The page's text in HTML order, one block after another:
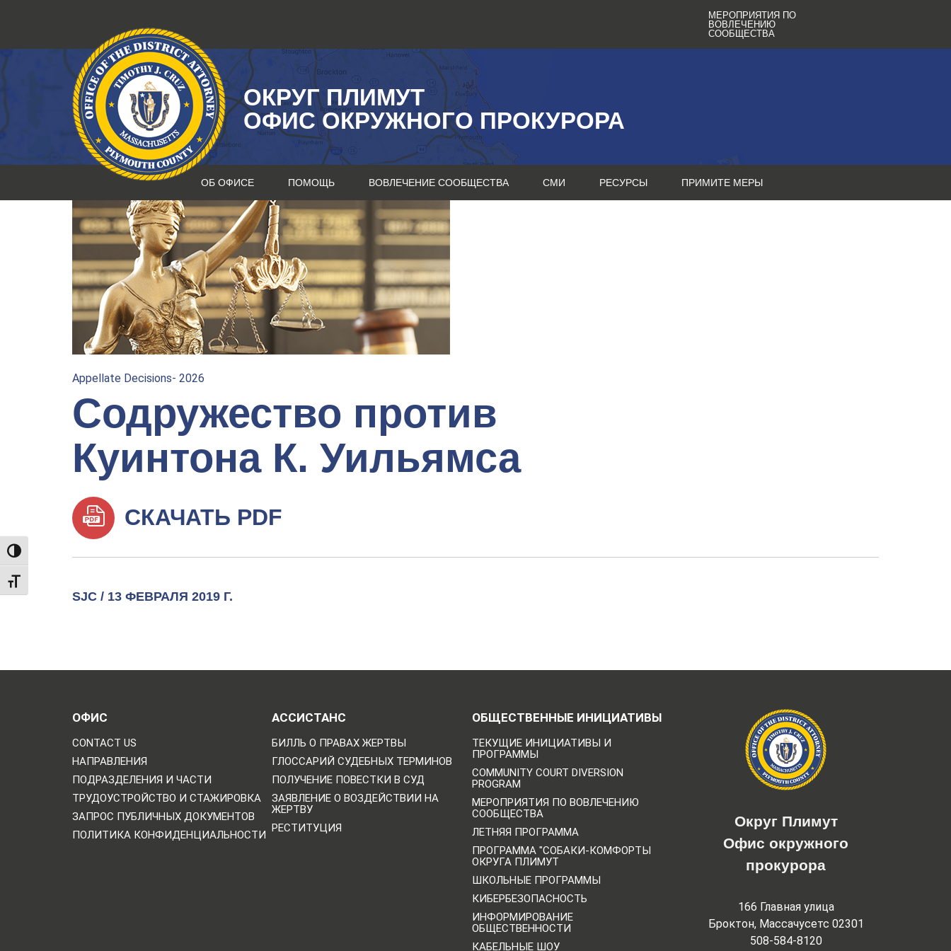
TOGGLE HIGH CONTRAST
TOGGLE FONT SIZE
МЕРОПРИЯТИЯ ПО
ВОВЛЕЧЕНИЮ
СООБЩЕСТВА
ОКРУГ ПЛИМУТ
ОФИС ОКРУЖНОГО ПРОКУРОРА
ОБ ОФИСЕ ПОМОЩЬ ВОВЛЕЧЕНИЕ СООБЩЕСТВА СМИ РЕСУРСЫ ПРИМИТЕ МЕРЫ
Appellate Decisions- 2026
Содружество против
Куинтона К. Уильямса
СКАЧАТЬ PDF
SJC / 13 ФЕВРАЛЯ 2019 Г.
ОФИС
CONTACT US
НАПРАВЛЕНИЯ
ПОДРАЗДЕЛЕНИЯ И ЧАСТИ
ТРУДОУСТРОЙСТВО И СТАЖИРОВКА
ЗАПРОС ПУБЛИЧНЫХ ДОКУМЕНТОВ
ПОЛИТИКА КОНФИДЕНЦИАЛЬНОСТИ
АССИСТАНС
БИЛЛЬ О ПРАВАХ ЖЕРТВЫ
ГЛОССАРИЙ СУДЕБНЫХ ТЕРМИНОВ
ПОЛУЧЕНИЕ ПОВЕСТКИ В СУД
ЗАЯВЛЕНИЕ О ВОЗДЕЙСТВИИ НА
ЖЕРТВУ
РЕСТИТУЦИЯ
ОБЩЕСТВЕННЫЕ ИНИЦИАТИВЫ
ТЕКУЩИЕ ИНИЦИАТИВЫ И
ПРОГРАММЫ
COMMUNITY COURT DIVERSION
PROGRAM
МЕРОПРИЯТИЯ ПО ВОВЛЕЧЕНИЮ
СООБЩЕСТВА
ЛЕТНЯЯ ПРОГРАММА
ПРОГРАММА "СОБАКИ-КОМФОРТЫ
ОКРУГА ПЛИМУТ
ШКОЛЬНЫЕ ПРОГРАММЫ
КИБЕРБЕЗОПАСНОСТЬ
ИНФОРМИРОВАНИЕ
ОБЩЕСТВЕННОСТИ
КАБЕЛЬНЫЕ ШОУ
Округ Плимут
Офис окружного
прокурора
166 Главная улица
Броктон, Массачусетс 02301
508-584-8120